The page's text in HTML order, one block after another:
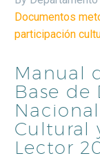
Documentos
participación
Manual
Base de
Cultural
Lector